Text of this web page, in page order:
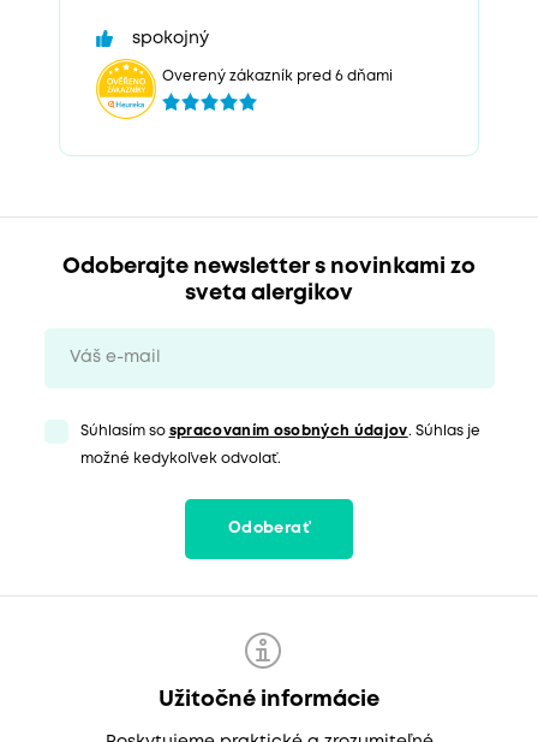
spokojný
Overený zákazník pred 6 dňami
Odoberajte newsletter s novinkami zo
sveta alergikov
Súhlasím so spracovaním osobných údajov. Súhlas je
možné kedykoľvek odvolať.
Odoberať
Užitočné informácie